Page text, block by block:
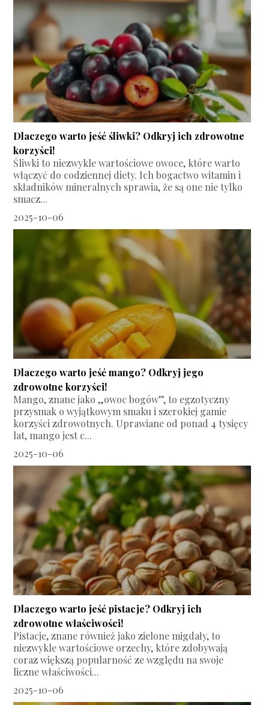
Dlaczego warto jeść śliwki? Odkryj ich zdrowotne
korzyści!
Śliwki to niezwykle wartościowe owoce, które warto
włączyć do codziennej diety. Ich bogactwo witamin i
składników mineralnych sprawia, że są one nie tylko
smacz...
2025-10-06
Dlaczego warto jeść mango? Odkryj jego
zdrowotne korzyści!
Mango, znane jako „owoc bogów”, to egzotyczny
przysmak o wyjątkowym smaku i szerokiej gamie
korzyści zdrowotnych. Uprawiane od ponad 4 tysięcy
lat, mango jest c...
2025-10-06
Dlaczego warto jeść pistacje? Odkryj ich
zdrowotne właściwości!
Pistacje, znane również jako zielone migdały, to
niezwykle wartościowe orzechy, które zdobywają
coraz większą popularność ze względu na swoje
liczne właściwości...
2025-10-06